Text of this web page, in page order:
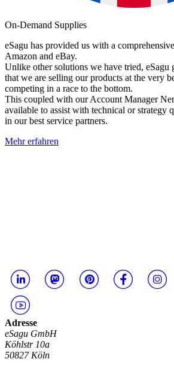
On-Demand Supplies
eSagu has provided us with a
Amazon and eBay.
Unlike other solutions we have tried, eSagu
that we are selling our products at the very
competing in a race to the bottom.
This coupled with our Account Manager
available to assist with technical or strategy
in our best service partners.
Mehr erfahren
Adresse
eSagu GmbH
Köhlstr 10a
50827 Köln